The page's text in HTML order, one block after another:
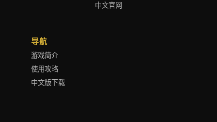
中文官网
导航
游戏简介
使用攻略
中文版下载